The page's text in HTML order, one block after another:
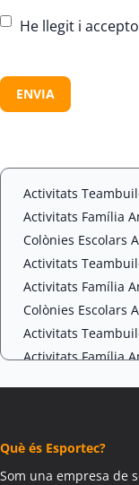
C
s
e
*
He llegit i
A
P
H
Activitats
Activitats Família
Colònies Escolars
Activitats
Activitats Família
Colònies Escolars
Activitats
Activitats Família
Colònies Escolars
Activitats
Què és Esportec?
Som una empresa de